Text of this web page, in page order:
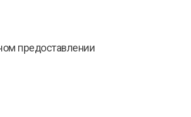
предоставлении